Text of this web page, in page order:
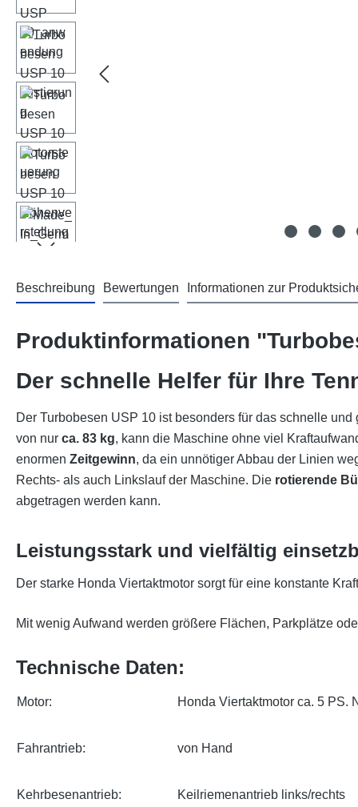
Beschreibung Bewertungen Informationen zur
Produktinformationen
Der schnelle Helfer für Ihre
Der Turbobesen USP 10 ist besonders für das schnelle und
von nur ca. 83 kg, kann die Maschine ohne viel
enormen Zeitgewinn, da ein unnötiger Abbau der Linien
Rechts- als auch Linkslauf der Maschine. Die rotierende
abgetragen werden kann.
Leistungsstark und vielfältig
Der starke Honda Viertaktmotor sorgt für eine konstante
Mit wenig Aufwand werden größere Flächen, Parkplätze
Technische Daten:
Motor: Honda Viertaktmotor ca. 5 PS.
Fahrantrieb: von Hand
Kehrbesenantrieb: Keilriemenantrieb links/rechts